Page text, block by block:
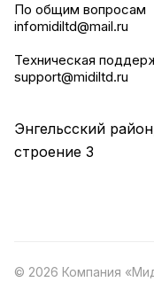
По общим вопросам
infomidiltd@mail.ru
Техническая
support@midiltd.ru
Энгельсский
строение 3
© 2026 Компания